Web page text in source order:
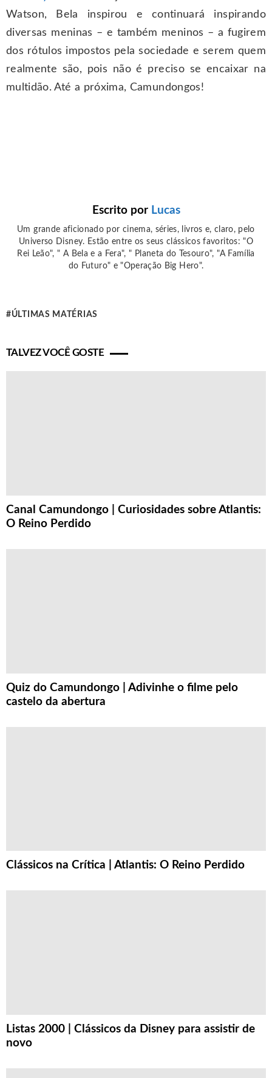
Watson, Bela inspirou e continuará inspirando
diversas meninas – e também meninos – a fugirem
dos rótulos impostos pela sociedade e serem quem
realmente são, pois não é preciso se encaixar na
multidão. Até a próxima, Camundongos!
Escrito por Lucas
Um grande aficionado por cinema, séries, livros e, claro, pelo
Universo Disney. Estão entre os seus clássicos favoritos: "O
Rei Leão", " A Bela e a Fera", " Planeta do Tesouro", "A Família
do Futuro" e "Operação Big Hero".
ÚLTIMAS MATÉRIAS
TALVEZ VOCÊ GOSTE
Canal Camundongo | Curiosidades sobre Atlantis:
O Reino Perdido
Quiz do Camundongo | Adivinhe o filme pelo
castelo da abertura
Clássicos na Crítica | Atlantis: O Reino Perdido
Listas 2000 | Clássicos da Disney para assistir de
novo